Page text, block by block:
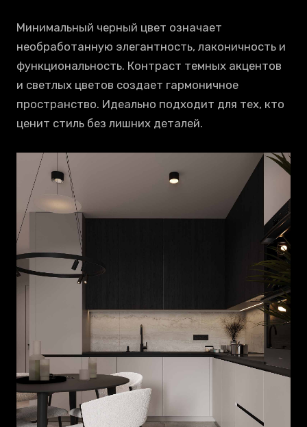
Минимальный черный цвет означает
необработанную элегантность, лаконичность и
функциональность. Контраст темных акцентов
и светлых цветов создает гармоничное
пространство. Идеально подходит для тех, кто
ценит стиль без лишних деталей.